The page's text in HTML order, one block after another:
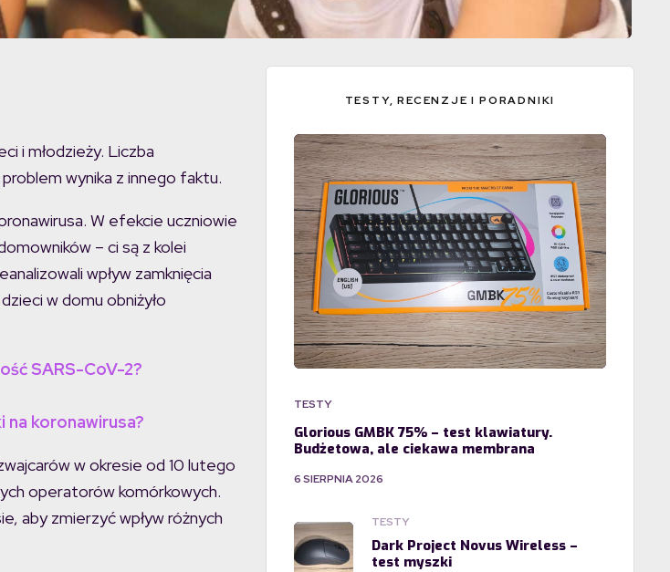
i młodzieży. Liczba
wynika z innego faktu.
W efekcie uczniowie
– ci są z kolei
wpływ zamknięcia
w domu obniżyło
SARS-CoV-2?
na koronawirusa?
w okresie od 10 lutego
operatorów komórkowych.
aby zmierzyć wpływ różnych
TESTY, RECENZJE I PORADNIKI
TESTY
Glorious GMBK 75% – test klawiatury.
Budżetowa, ale ciekawa membrana
6 SIERPNIA 2026
TESTY
Dark Project Novus Wireless –
test myszki